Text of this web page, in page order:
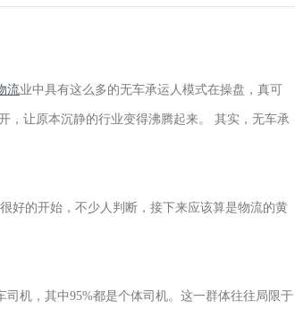
流业中具有这么多的无车承运人模式在操盘，真可
，让原本沉静的行业变得沸腾起来。 其实，无车承
好的开始，不少人判断，接下来应该算是物流的黄
机，其中95%都是个体司机。这一群体往往局限于